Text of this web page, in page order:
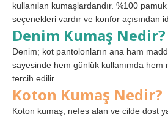
kullanılan kumaşlardandır. %100 pamuk
seçenekleri vardır ve konfor açısından
Denim Kumaş Nedir?
Denim; kot pantolonların ana ham
sayesinde hem günlük kullanımda hem
tercih edilir.
Koton Kumaş Nedir?
Koton kumaş, nefes alan ve cilde dost